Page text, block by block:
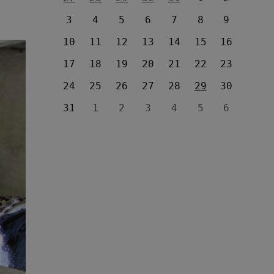
3
4 5 6 7 8
9
10
11 12 13 14 15
16
17
18 19 20 21 22
23
24
25 26 27 28 29
30
31
1 2 3 4 5 6